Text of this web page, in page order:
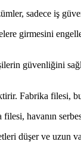
sadece iş
girmesini
güvenliğini
Fabrika filesi,
havanın
düşer ve uzun